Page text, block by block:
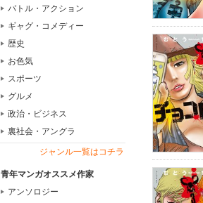
バトル・アクション
ギャグ・コメディー
歴史
お色気
スポーツ
グルメ
政治・ビジネス
裏社会・アングラ
ジャンル一覧はコチラ
青年マンガオススメ作家
アンソロジー